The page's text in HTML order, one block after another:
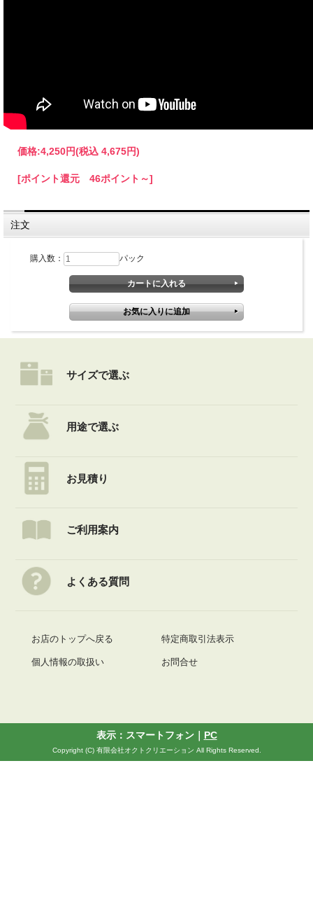
価格:4,250円(税込 4,675円)
[ポイント還元 46ポイント～]
注文
購入数： パック
サイズで選ぶ
用途で選ぶ
お見積り
ご利用案内
よくある質問
お店のトップへ戻る 特定商取引法表示
個人情報の取扱い お問合せ
表示：スマートフォン｜ PC
Copyright (C) 有限会社オクトクリエーション All Rights Reserved.